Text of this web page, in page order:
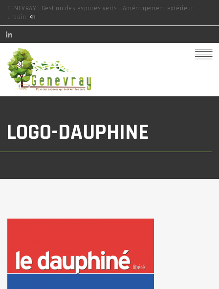
GENEVRAY : Gestion des espaces verts - Aménagement extérieur
urbain <h
LOGO-DAUPHINE